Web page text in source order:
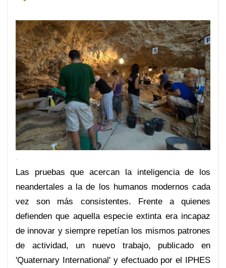
.
Las pruebas que acercan la inteligencia de los
neandertales a la de los humanos modernos cada
vez son más consistentes. Frente a quienes
defienden que aquella especie extinta era incapaz
de innovar y siempre repetían los mismos patrones
de actividad, un nuevo trabajo, publicado en
'Quaternary International' y efectuado por el IPHES